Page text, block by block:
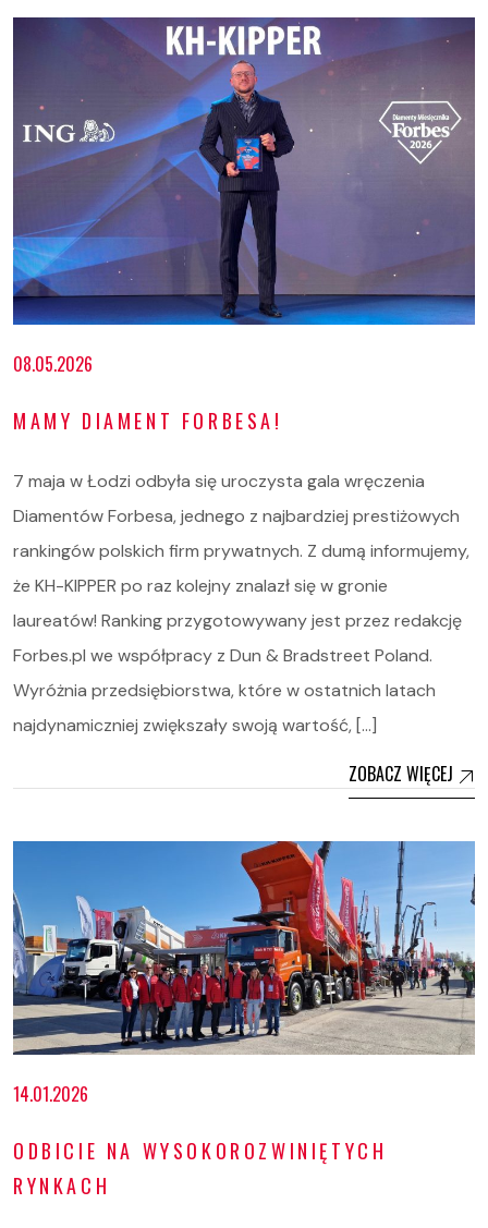
08.05.2026
MAMY DIAMENT FORBESA!
7 maja w Łodzi odbyła się uroczysta gala wręczenia
Diamentów Forbesa, jednego z najbardziej prestiżowych
rankingów polskich firm prywatnych. Z dumą informujemy,
że KH-KIPPER po raz kolejny znalazł się w gronie
laureatów! Ranking przygotowywany jest przez redakcję
Forbes.pl we współpracy z Dun & Bradstreet Poland.
Wyróżnia przedsiębiorstwa, które w ostatnich latach
najdynamiczniej zwiększały swoją wartość, […]
ZOBACZ WIĘCEJ
14.01.2026
ODBICIE NA WYSOKOROZWINIĘTYCH
RYNKACH